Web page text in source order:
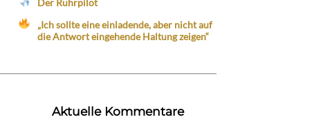
Der Ruhrpilot
„Ich sollte eine einladende, aber nicht auf
die Antwort eingehende Haltung zeigen“
Aktuelle Kommentare